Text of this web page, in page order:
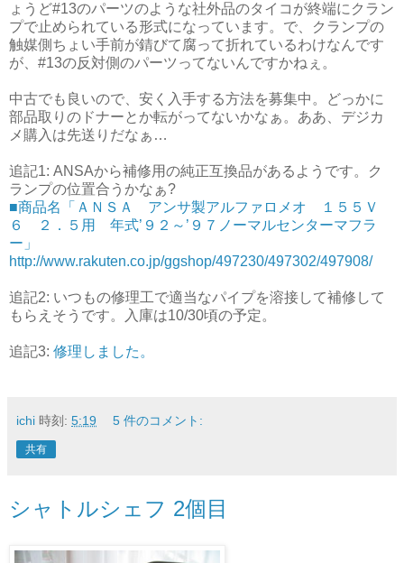
ょうど#13のパーツのような社外品のタイコが終端にクラン
プで止められている形式になっています。で、クランプの
触媒側ちょい手前が錆びて腐って折れているわけなんです
が、#13の反対側のパーツってないんですかねぇ。
中古でも良いので、安く入手する方法を募集中。どっかに
部品取りのドナーとか転がってないかなぁ。ああ、デジカ
メ購入は先送りだなぁ…
追記1: ANSAから補修用の純正互換品があるようです。ク
ランプの位置合うかなぁ?
■商品名「ＡＮＳＡ アンサ製アルファロメオ １５５Ｖ
６ ２．５用 年式’９２～’９７ノーマルセンターマフラ
ー」
http://www.rakuten.co.jp/ggshop/497230/497302/497908/
追記2: いつもの修理工で適当なパイプを溶接して補修して
もらえそうです。入庫は10/30頃の予定。
追記3: 修理しました。
ichi 時刻: 5:19 5 件のコメント:
共有
シャトルシェフ 2個目